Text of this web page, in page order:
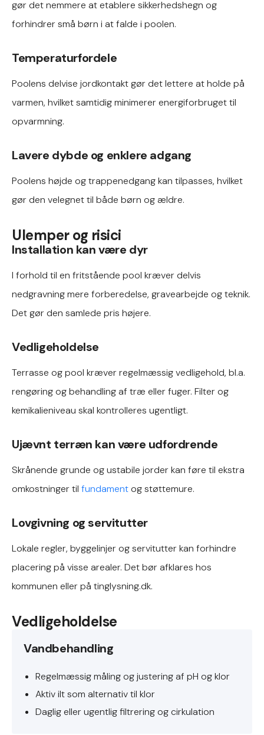
gør det nemmere at etablere sikkerhedshegn og
forhindrer små børn i at falde i poolen.
Temperaturfordele
Poolens delvise jordkontakt gør det lettere at holde på
varmen, hvilket samtidig minimerer energiforbruget til
opvarmning.
Lavere dybde og enklere adgang
Poolens højde og trappenedgang kan tilpasses, hvilket
gør den velegnet til både børn og ældre.
Ulemper og risici
Installation kan være dyr
I forhold til en fritstående pool kræver delvis
nedgravning mere forberedelse, gravearbejde og teknik.
Det gør den samlede pris højere.
Vedligeholdelse
Terrasse og pool kræver regelmæssig vedligehold, bl.a.
rengøring og behandling af træ eller fuger. Filter og
kemikalieniveau skal kontrolleres ugentligt.
Ujævnt terræn kan være udfordrende
Skrånende grunde og ustabile jorder kan føre til ekstra
omkostninger til fundamentog støttemure.
Lovgivning og servitutter
Lokale regler, byggelinjer og servitutter kan forhindre
placering på visse arealer. Det bør afklares hos
kommunen eller på tinglysning.dk.
Vedligeholdelse
Vandbehandling
Regelmæssig måling og justering af pH og klor
Aktiv ilt som alternativ til klor
Daglig eller ugentlig filtrering og cirkulation